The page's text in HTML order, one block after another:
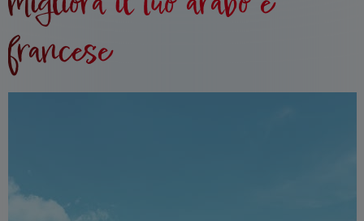
francese